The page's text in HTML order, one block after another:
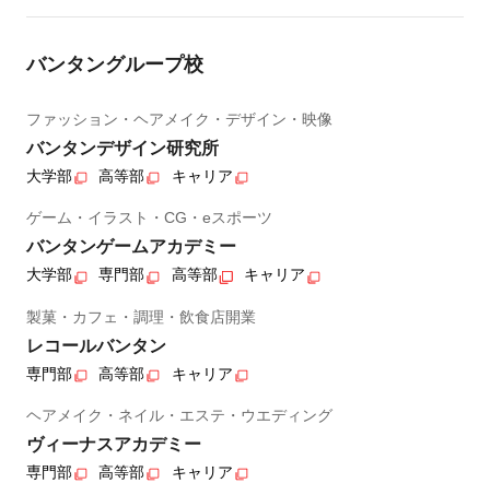
バンタングループ校
ファッション・ヘアメイク・デザイン・映像
バンタンデザイン研究所
大学部 高等部 キャリア
ゲーム・イラスト・CG・eスポーツ
バンタンゲームアカデミー
大学部 専門部 高等部 キャリア
製菓・カフェ・調理・飲食店開業
レコールバンタン
専門部 高等部 キャリア
ヘアメイク・ネイル・エステ・ウエディング
ヴィーナスアカデミー
専門部 高等部 キャリア